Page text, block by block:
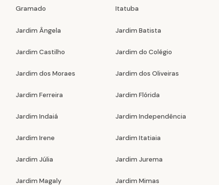
Gramado Itatuba
Jardim Ângela Jardim Batista
Jardim Castilho Jardim do Colégio
Jardim dos Moraes Jardim dos Oliveiras
Jardim Ferreira Jardim Flórida
Jardim Indaiá Jardim Independência
Jardim Irene Jardim Itatiaia
Jardim Júlia Jardim Jurema
Jardim Magaly Jardim Mimas